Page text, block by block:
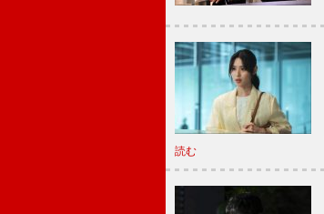
読む